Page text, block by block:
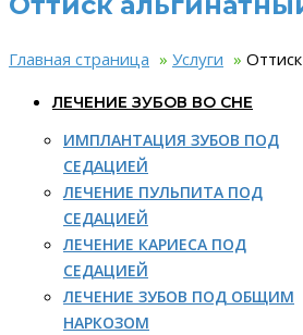
Главная страница » Услуги »
ЛЕЧЕНИЕ ЗУБОВ ВО СНЕ
ИМПЛАНТАЦИЯ ЗУБОВ ПОД
СЕДАЦИЕЙ
ЛЕЧЕНИЕ ПУЛЬПИТА ПОД
СЕДАЦИЕЙ
ЛЕЧЕНИЕ КАРИЕСА ПОД
СЕДАЦИЕЙ
ЛЕЧЕНИЕ ЗУБОВ ПОД ОБЩИМ
НАРКОЗОМ